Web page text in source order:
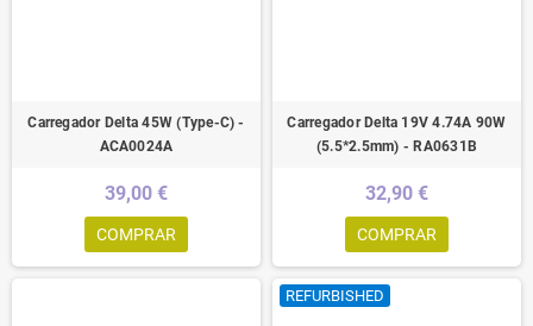
Carregador Delta 45W (Type-C) -
ACA0024A
39,00 €
COMPRAR
Carregador Delta 19V 4.74A 90W
(5.5*2.5mm) - RA0631B
32,90 €
COMPRAR
REFURBISHED